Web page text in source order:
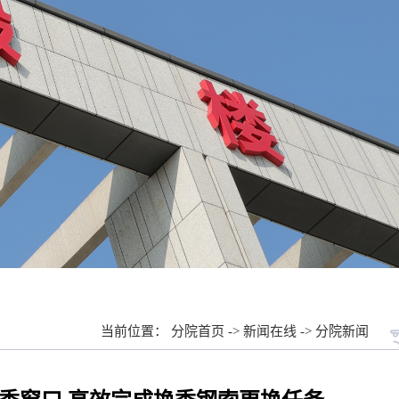
当前位置： 分院首页 -> 新闻在线 -> 分院新闻